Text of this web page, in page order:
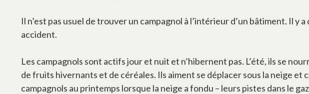
Il n’est pas usuel de trouver un campagnol à l’intérieur d’un bâtiment. Il
accident.
Les campagnols sont actifs jour et nuit et n’hibernent pas. L’été, ils se
de fruits hivernants et de céréales. Ils aiment se déplacer sous la neige et
campagnols au printemps lorsque la neige a fondu – leurs pistes dans le